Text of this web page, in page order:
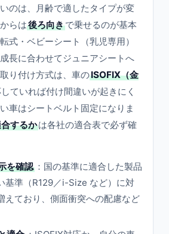
のは、月齢で適したタイプが変
らは後ろ向きで乗せるのが基本
式・ベビーシート（乳児専用）
長に合わせてジュニアシートへ
り付け方式は、車のISOFIX（金
ていれば付け間違いが起きにく
車はシートベルト固定になりま
するかは各社の適合表で必ず確
を確認 ：国の基準に適合した製品
基準（R129／i-Size など）に対
えており、側面衝突への配慮など